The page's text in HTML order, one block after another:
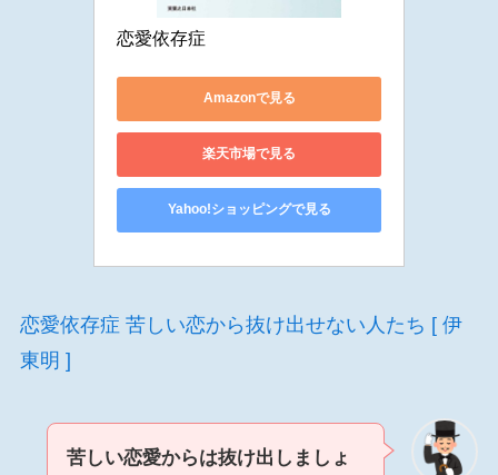
恋愛依存症
Amazonで見る
楽天市場で見る
Yahoo!ショッピングで見る
恋愛依存症 苦しい恋から抜け出せない人たち [ 伊
東明 ]
苦しい恋愛からは抜け出しましょ